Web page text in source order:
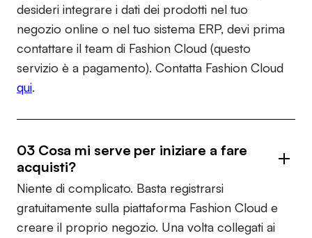
desideri integrare i dati dei prodotti nel tuo
negozio online o nel tuo sistema ERP, devi prima
contattare il team di Fashion Cloud (questo
servizio è a pagamento). Contatta Fashion Cloud
qui.
03 Cosa mi serve per iniziare a fare
acquisti?
Niente di complicato. Basta registrarsi
gratuitamente sulla piattaforma Fashion Cloud e
creare il proprio negozio. Una volta collegati ai